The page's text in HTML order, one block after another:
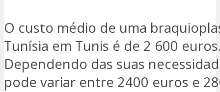
O custo médio de uma
Tunísia em Tunis é de 2 600
Dependendo das suas
pode variar entre 2400 euros e